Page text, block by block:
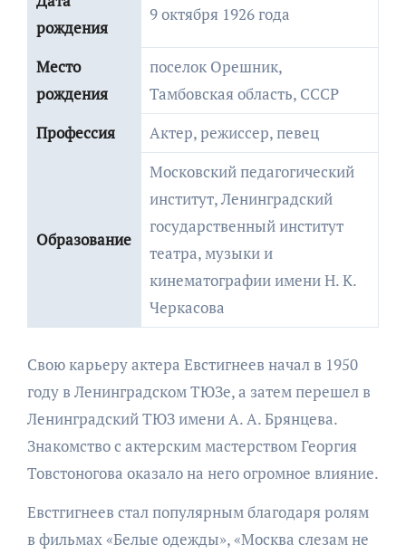
рождения
9 октября 1926 года
Место
рождения
поселок Орешник,
Тамбовская область, СССР
Профессия
Актер, режиссер, певец
Образование
Московский педагогический
институт, Ленинградский
государственный институт
театра, музыки и
кинематографии имени Н. К.
Черкасова
Свою карьеру актера Евстигнеев начал в 1950
году в Ленинградском ТЮЗе, а затем перешел в
Ленинградский ТЮЗ имени А. А. Брянцева.
Знакомство с актерским мастерством Георгия
Товстоногова оказало на него огромное влияние.
Евстгигнеев стал популярным благодаря ролям
в фильмах «Белые одежды», «Москва слезам не